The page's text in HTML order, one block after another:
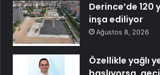
Derince’de 120
inşa ediliyor
Ağustos 8, 2026
Özellikle yağlı